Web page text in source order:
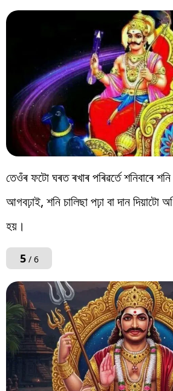
তেওঁৰ ফটো ঘৰত ৰখাৰ পৰিৱৰ্তে শনিবাৰে
আগবঢ়াই, শনি চালিছা পঢ়া বা দান দিয়াটো
হয়।
5/ 6